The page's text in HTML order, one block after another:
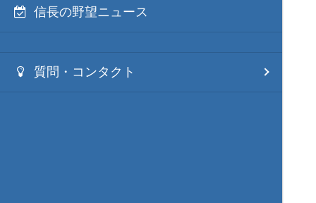
信長の野望ニュース
質問・コンタクト